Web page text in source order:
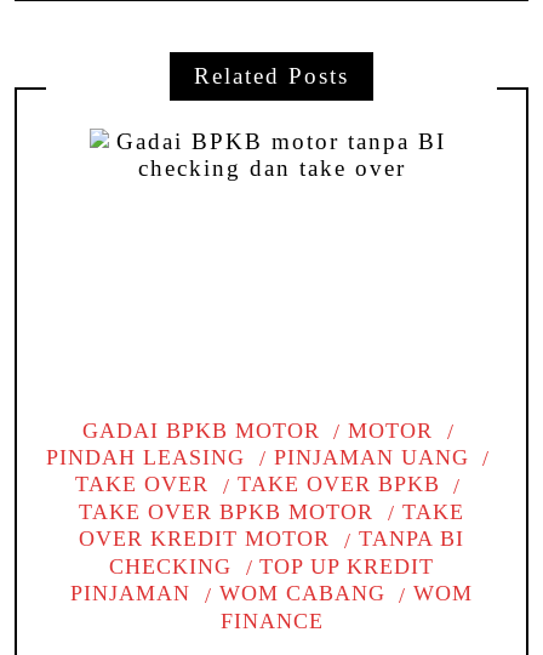
Related Posts
GADAI BPKB MOTOR
MOTOR
PINDAH LEASING
PINJAMAN UANG
TAKE OVER
TAKE OVER BPKB
TAKE OVER BPKB MOTOR
TAKE
OVER KREDIT MOTOR
TANPA BI
CHECKING
TOP UP KREDIT
PINJAMAN
WOM CABANG
WOM
FINANCE